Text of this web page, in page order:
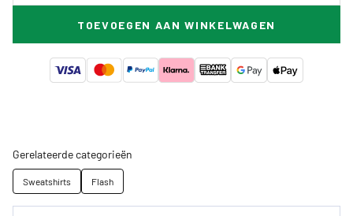
TOEVOEGEN AAN WINKELWAGEN
Gerelateerde categorieën
Sweatshirts Flash